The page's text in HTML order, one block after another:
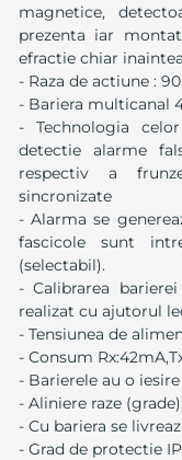
magnetice,
prezenta iar
efractie chiar
- Raza de actiune :
- Bariera multicanal
- Technologia
detectie alarme
respectiv a
sincronizate
- Alarma se
fascicole sunt
(selectabil).
- Calibrarea
realizat cu ajutorul
- Tensiunea de
- Consum
- Barierele au o
- Aliniere raze
- Cu bariera se
- Grad de protectie